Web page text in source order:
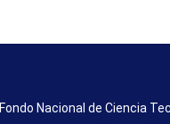
Fondo Nacional de Ciencia